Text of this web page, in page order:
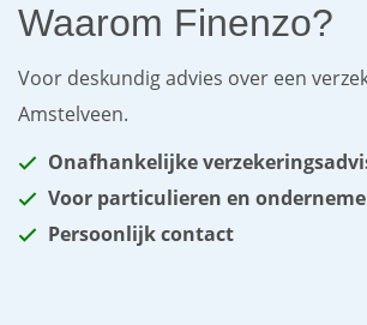
Waarom Finenzo?
Voor deskundig advies over een
Amstelveen.
Onafhankelijke
Voor particulieren en
Persoonlijk contact